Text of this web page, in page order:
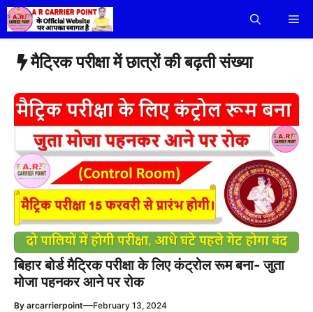
Skip
to
content
मैट्रिक परीक्षा में छात्रों की बढ़ती संख्या
बिहार बोर्ड मैट्रिक परीक्षा के लिए कंट्रोल रूम बना- जुता
मोजा पहनकर आने पर रोक
By arcarrierpoint—February 13, 2024